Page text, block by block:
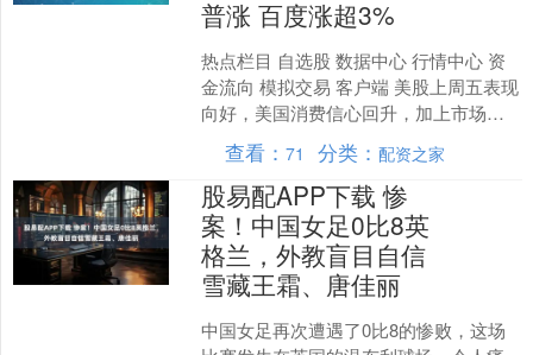
普涨 百度涨超3%
热点栏目 自选股 数据中心 行情中心 资
金流向 模拟交易 客户端 美股上周五表现
向好，美国消费信心回升，加上市场憧
憬联储局本周将继续减息，利好大市气
氛，三大指数....
查看：71 分类：配资之家
股易配APP下载 惨
案！中国女足0比8英
格兰，外教盲目自信
雪藏王霜、唐佳丽
中国女足再次遭遇了0比8的惨败，这场